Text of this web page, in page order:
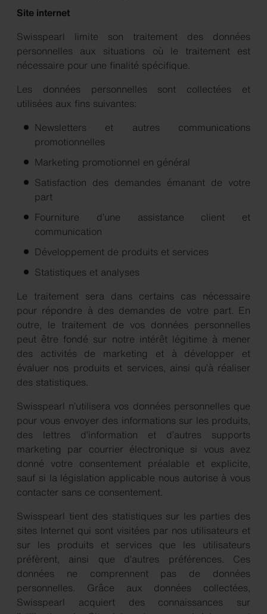
Site internet
Swisspearl limite son traitement des données
personnelles aux situations où le traitement est
nécessaire pour une finalité spécifique.
Les données personnelles sont collectées et
utilisées aux fins suivantes:
Newsletters et autres communications
promotionnelles
Marketing promotionnel en général
Satisfaction des demandes émanant de votre
part
Fourniture d’une assistance client et
communication
Développement de produits et services
Statistiques et analyses
Le traitement sera dans certains cas nécessaire
pour répondre à des demandes de votre part. En
outre, le traitement de vos données personnelles
peut être fondé sur notre intérêt légitime à mener
des activités de marketing et à développer et
évaluer nos produits et services, ainsi qu’à réaliser
des statistiques.
Swisspearl n’utilisera vos données personnelles que
pour vous envoyer des informations sur les produits,
des lettres d’information et d’autres supports
marketing par courrier électronique si vous avez
donné votre consentement préalable et explicite,
sauf si la législation applicable nous autorise à vous
contacter sans ce consentement.
Swisspearl tient des statistiques sur les parties des
sites Internet qui sont visitées par nos utilisateurs et
sur les produits et services que les utilisateurs
préfèrent, ainsi que d’autres préférences. Ces
données ne comprennent pas de données
personnelles. Grâce aux données collectées,
Swisspearl acquiert des connaissances sur